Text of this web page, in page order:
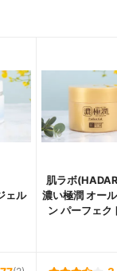
ェル
肌ラボ
濃い極潤 オー
ン パーフェク